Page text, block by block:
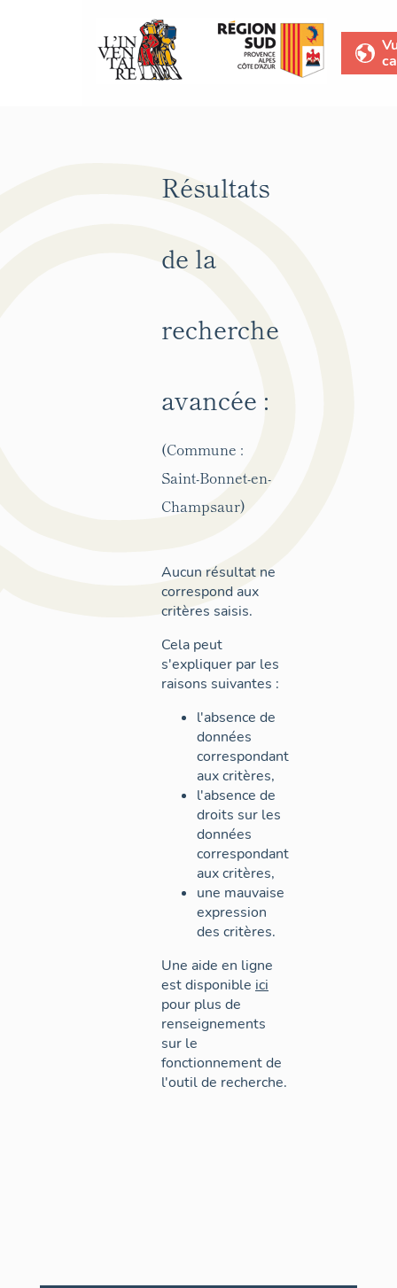
Résultats
de la
recherche
avancée :
(Commune :
Saint-Bonnet-en-
Champsaur)
Aucun résultat ne
correspond aux
critères saisis.
Cela peut
s'expliquer par les
raisons suivantes :
l'absence de
données
correspondant
aux critères,
l'absence de
droits sur les
données
correspondant
aux critères,
une mauvaise
expression
des critères.
Une aide en ligne
est disponible ici
pour plus de
renseignements
sur le
fonctionnement de
l'outil de recherche.